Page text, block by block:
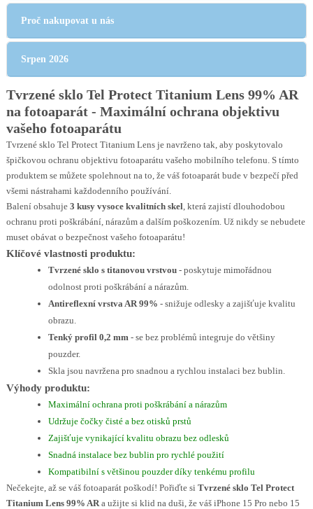
Proč nakupovat u nás
Srpen 2026
Tvrzené sklo Tel Protect Titanium Lens 99% AR
na fotoaparát - Maximální ochrana objektivu
vašeho fotoaparátu
Tvrzené sklo Tel Protect Titanium Lens je navrženo tak, aby poskytovalo
špičkovou ochranu objektivu fotoaparátu vašeho mobilního telefonu. S tímto
produktem se můžete spolehnout na to, že váš fotoaparát bude v bezpečí před
všemi nástrahami každodenního používání.
Balení obsahuje 3 kusy vysoce kvalitních skel, která zajistí dlouhodobou
ochranu proti poškrábání, nárazům a dalším poškozením. Už nikdy se nebudete
muset obávat o bezpečnost vašeho fotoaparátu!
Klíčové vlastnosti produktu:
Tvrzené sklo s titanovou vrstvou- poskytuje mimořádnou
odolnost proti poškrábání a nárazům.
Antireflexní vrstva AR 99% - snižuje odlesky a zajišťuje kvalitu
obrazu.
Tenký profil 0,2 mm- se bez problémů integruje do většiny
pouzder.
Skla jsou navržena pro snadnou a rychlou instalaci bez bublin.
Výhody produktu:
Maximální ochrana proti poškrábání a nárazům
Udržuje čočky čisté a bez otisků prstů
Zajišťuje vynikající kvalitu obrazu bez odlesků
Snadná instalace bez bublin pro rychlé použití
Kompatibilní s většinou pouzder díky tenkému profilu
Nečekejte, až se váš fotoaparát poškodí! Pořiďte si Tvrzené sklo Tel Protect
Titanium Lens 99% ARa užijte si klid na duši, že váš iPhone 15 Pro nebo 15